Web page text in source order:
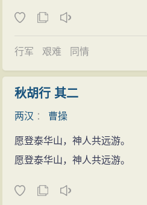
后以“分香卖履”喻临死不忘
《邺城》中写到：“
事实上，建安时期的主要作家
的荫护。可以说，“邺下文人集
件基础上形成的；而他们的创
下进行的。
此外，曹操还有不少其他文
《祀故太尉桥玄文》等，文字
真。
曹操著述，据清姚振宗《三
官正直而遭陷害，致使奸邪之
后，曹操又多次上书进谏，虽
益腐败，曹操知道无法匡正。
公元184年【甲子年】（中
发，曹操被拜为骑都尉，受命
川的黄巾军，结果大破黄巾军
济南相。济南相任内，曹操治
法，无所顾忌。曹操之前历任
气，袁绍之基，而皆泯智任情
朱敬则：“观曹公明锐权略，神
在危而听不惑，临事决机，举
有也。”“昔魏太祖兵锋无敌，
州静七八，百姓与能，天下慕
汉室。”
行军 艰难 同情
秋胡行 其二
两汉 ： 曹操
愿登泰华山，神人共远游。
愿登泰华山，神人共远游。